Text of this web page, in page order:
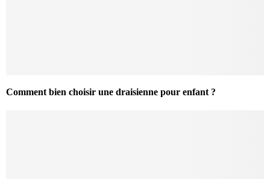
Comment bien choisir une draisienne pour enfant ?